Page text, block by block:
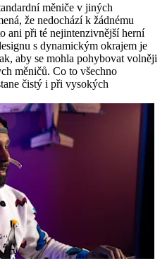
měniče v jiných
že nedochází k žádnému
ani při té nejintenzivnější herní
s dynamickým okrajem je
aby se mohla pohybovat volněji
měničů. Co to všechno
čistý i při vysokých